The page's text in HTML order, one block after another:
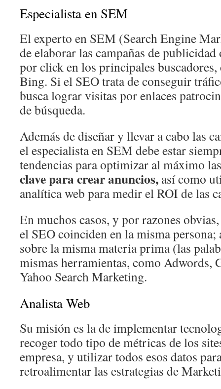
Especialista en SEM
El experto en SEM (Search Engine
de elaborar las campañas de
por click en los principales
Bing. Si el SEO trata de conseguir
busca lograr visitas por enlaces
de búsqueda.
Además de diseñar y llevar a cabo las
el especialista en SEM debe estar
tendencias para optimizar al máximo
clave para crear anuncios, así como
analítica web para medir el ROI de las
En muchos casos, y por razones
el SEO coinciden en la misma
sobre la misma materia prima (las
mismas herramientas, como Adwords,
Yahoo Search Marketing.
Analista Web
Su misión es la de implementar
recoger todo tipo de métricas de los
empresa, y utilizar todos esos datos
retroalimentar las estrategias de